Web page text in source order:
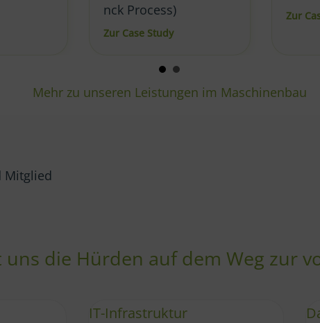
Predictive Maintenance & neue Kundenservices (Schenck
Zur Case Studyabout Predictive Maintenance
Mehr zu unseren Leistungen im Maschinenbau
Mitglied
uns die Hürden auf dem Weg zur
IT-Infrastruktur